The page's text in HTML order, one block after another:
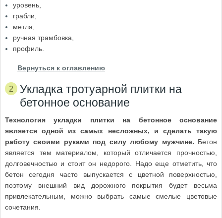
уровень,
грабли,
метла,
ручная трамбовка,
профиль.
Вернуться к оглавлению
Укладка тротуарной плитки на
бетонное основание
Технология укладки плитки на бетонное основание
является одной из самых несложных, и сделать такую
работу своими руками под силу любому мужчине. Бетон
является тем материалом, который отличается прочностью,
долговечностью и стоит он недорого. Надо еще отметить, что
бетон сегодня часто выпускается с цветной поверхностью,
поэтому внешний вид дорожного покрытия будет весьма
привлекательным, можно выбрать самые смелые цветовые
сочетания.